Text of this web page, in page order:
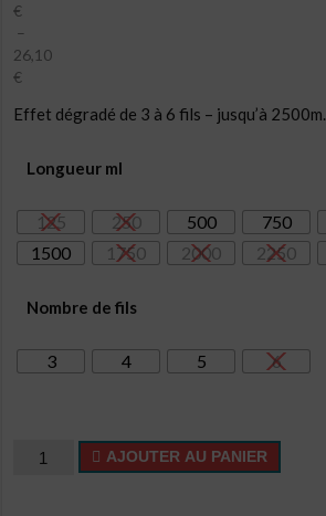
€
–
26,10
€
de
6,50€
26,10€
Effet dégradé de 3 à 6 fils – jusqu’à 2500m.
Longueur ml
125 250 500 750
1500
1750 2000 2250
Nombre de fils
3 4 5 6
quantité
AJOUTER AU PANIER